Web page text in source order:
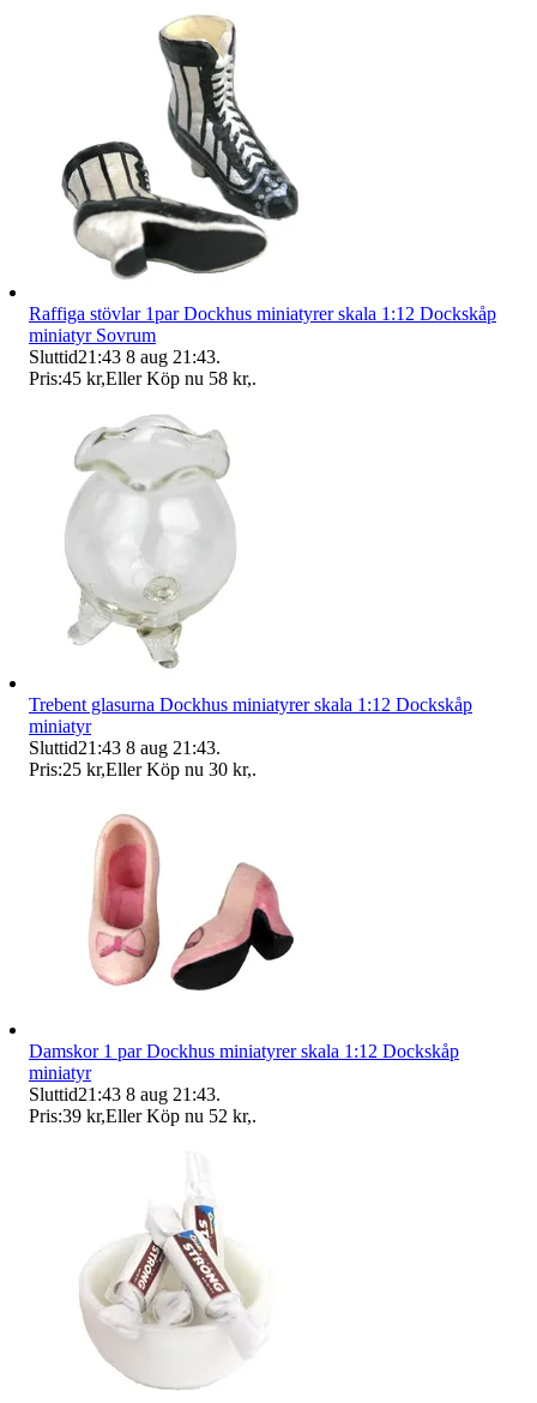
Raffiga stövlar 1par Dockhus miniatyrer skala 1:12 Dockskåp
miniatyr Sovrum
Sluttid21:43 8 aug 21:43.
Pris:45 kr,Eller Köp nu 58 kr,.
Trebent glasurna Dockhus miniatyrer skala 1:12 Dockskåp
miniatyr
Sluttid21:43 8 aug 21:43.
Pris:25 kr,Eller Köp nu 30 kr,.
Damskor 1 par Dockhus miniatyrer skala 1:12 Dockskåp
miniatyr
Sluttid21:43 8 aug 21:43.
Pris:39 kr,Eller Köp nu 52 kr,.